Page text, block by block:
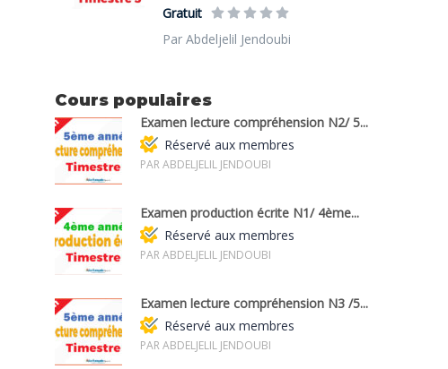
Gratuit
Par Abdeljelil Jendoubi
Cours populaires
Examen lecture compréhension N2/ 5...
Réservé aux membres
PAR ABDELJELIL JENDOUBI
Examen production écrite N1/ 4ème...
Réservé aux membres
PAR ABDELJELIL JENDOUBI
Examen lecture compréhension N3 /5...
Réservé aux membres
PAR ABDELJELIL JENDOUBI